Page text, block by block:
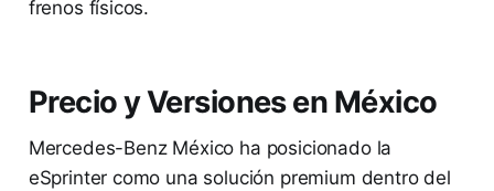
frenos físicos.
Precio y Versiones en México
Mercedes-Benz México ha posicionado la
eSprinter como una solución premium dentro del